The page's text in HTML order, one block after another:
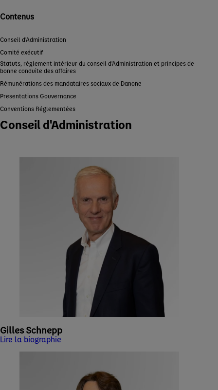
Contenus
Conseil d'Administration
Comité exécutif
Statuts, règlement intérieur du conseil d'Administration et principes de
bonne conduite des affaires
Rémunérations des mandataires sociaux de Danone
Presentations Gouvernance
Conventions Réglementées
Conseil d'Administration
Gilles Schnepp
Lire la biographie